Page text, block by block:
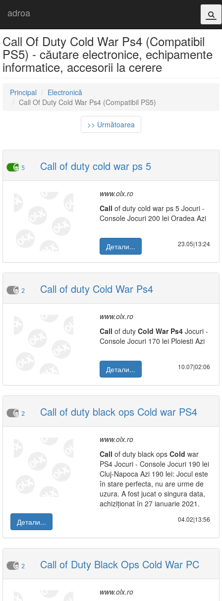
adroa
Call Of Duty Cold War Ps4 (Compatibil
PS5) - căutare electronice, echipamente
informatice, accesorii la cerere
Principal
Electronică
Call Of Duty Cold War Ps4 (Compatibil PS5)
>> Următoarea
5 Call of duty cold war ps 5
www.olx.ro
Call of duty cold war ps 5 Jocuri -
Console Jocuri 200 lei Oradea Azi
Детали... 23.05|13:24
2 Call of duty Cold War Ps4
www.olx.ro
Call of duty Cold War Ps4 Jocuri -
Console Jocuri 170 lei Ploiesti Azi
Детали... 10.07|02:06
2 Call of duty black ops Cold war PS4
www.olx.ro
Call of duty black ops Cold war
PS4 Jocuri - Console Jocuri 190 lei
Cluj-Napoca Azi 190 lei: Jocul este
în stare perfecta, nu are urme de
uzura. A fost jucat o singura data,
achiziționat în 27 ianuarie 2021.
Детали...
04.02|13:56
2 Call of Duty Black Ops Cold War PC
www.olx.ro